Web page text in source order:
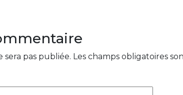
sera pas publiée. Les champs obligatoires